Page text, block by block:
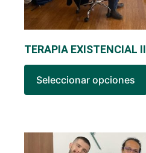
TERAPIA EXISTENCIAL II
Seleccionar opciones